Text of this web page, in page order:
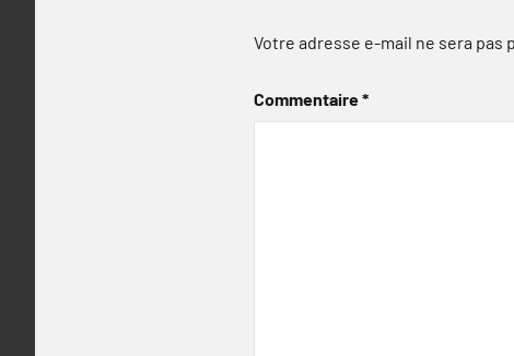
Votre adresse e-mail ne sera pas
Commentaire*